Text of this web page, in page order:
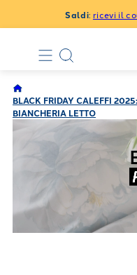
Saldi: ricevi il
BLACK FRIDAY CALEFFI
BIANCHERIA LETTO